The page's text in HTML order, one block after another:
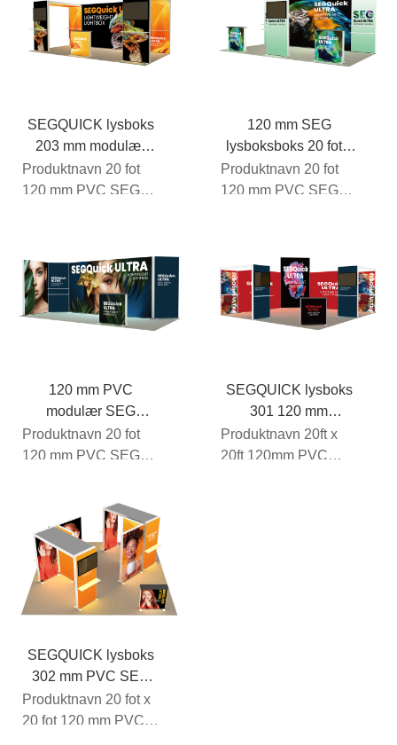
PVC (perlehvit F...
PVC (perlehvit F...
SEGQUICK lysboks
203 mm modulær
SEG-boks 20 fot x 10
fot
Produktnavn 20 fot
120 mm PVC SEG
PVC (perlehvit F...
120 mm SEG
lysboksboks 20 fot x
10 fot 204
Produktnavn 20 fot
120 mm PVC SEG
Rammemateriale
PVC (perlehvit F...
120 mm PVC
modulær SEG
bakgrunnsbelyst
stand 20 fot x 10 fot
Produktnavn 20 fot
120 mm PVC SEG
Rammemateriale
PVC (perlehvit F...
SEGQUICK lysboks
301 120 mm
bakgrunnsbelyst
boksdisplay 6,5 m x
Produktnavn 20ft x
20ft 120mm PVC
SEGQUICK lysboks
302 mm PVC SEG
bakgrunnsbelyst
boks
Produktnavn 20 fot x
20 fot 120 mm PVC